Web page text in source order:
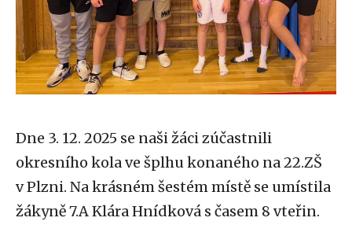
Dne 3. 12. 2025 se naši žáci zúčastnili
okresního kola ve šplhu konaného na 22.ZŠ
v Plzni. Na krásném šestém místě se umístila
žákyně 7.A Klára Hnídková s časem 8 vteřin.